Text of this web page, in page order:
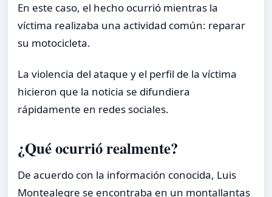
En este caso, el hecho ocurrió mientras la
víctima realizaba una actividad común: reparar
su motocicleta.
La violencia del ataque y el perfil de la víctima
hicieron que la noticia se difundiera
rápidamente en redes sociales.
¿Qué ocurrió realmente?
De acuerdo con la información conocida, Luis
Montealegre se encontraba en un montallantas